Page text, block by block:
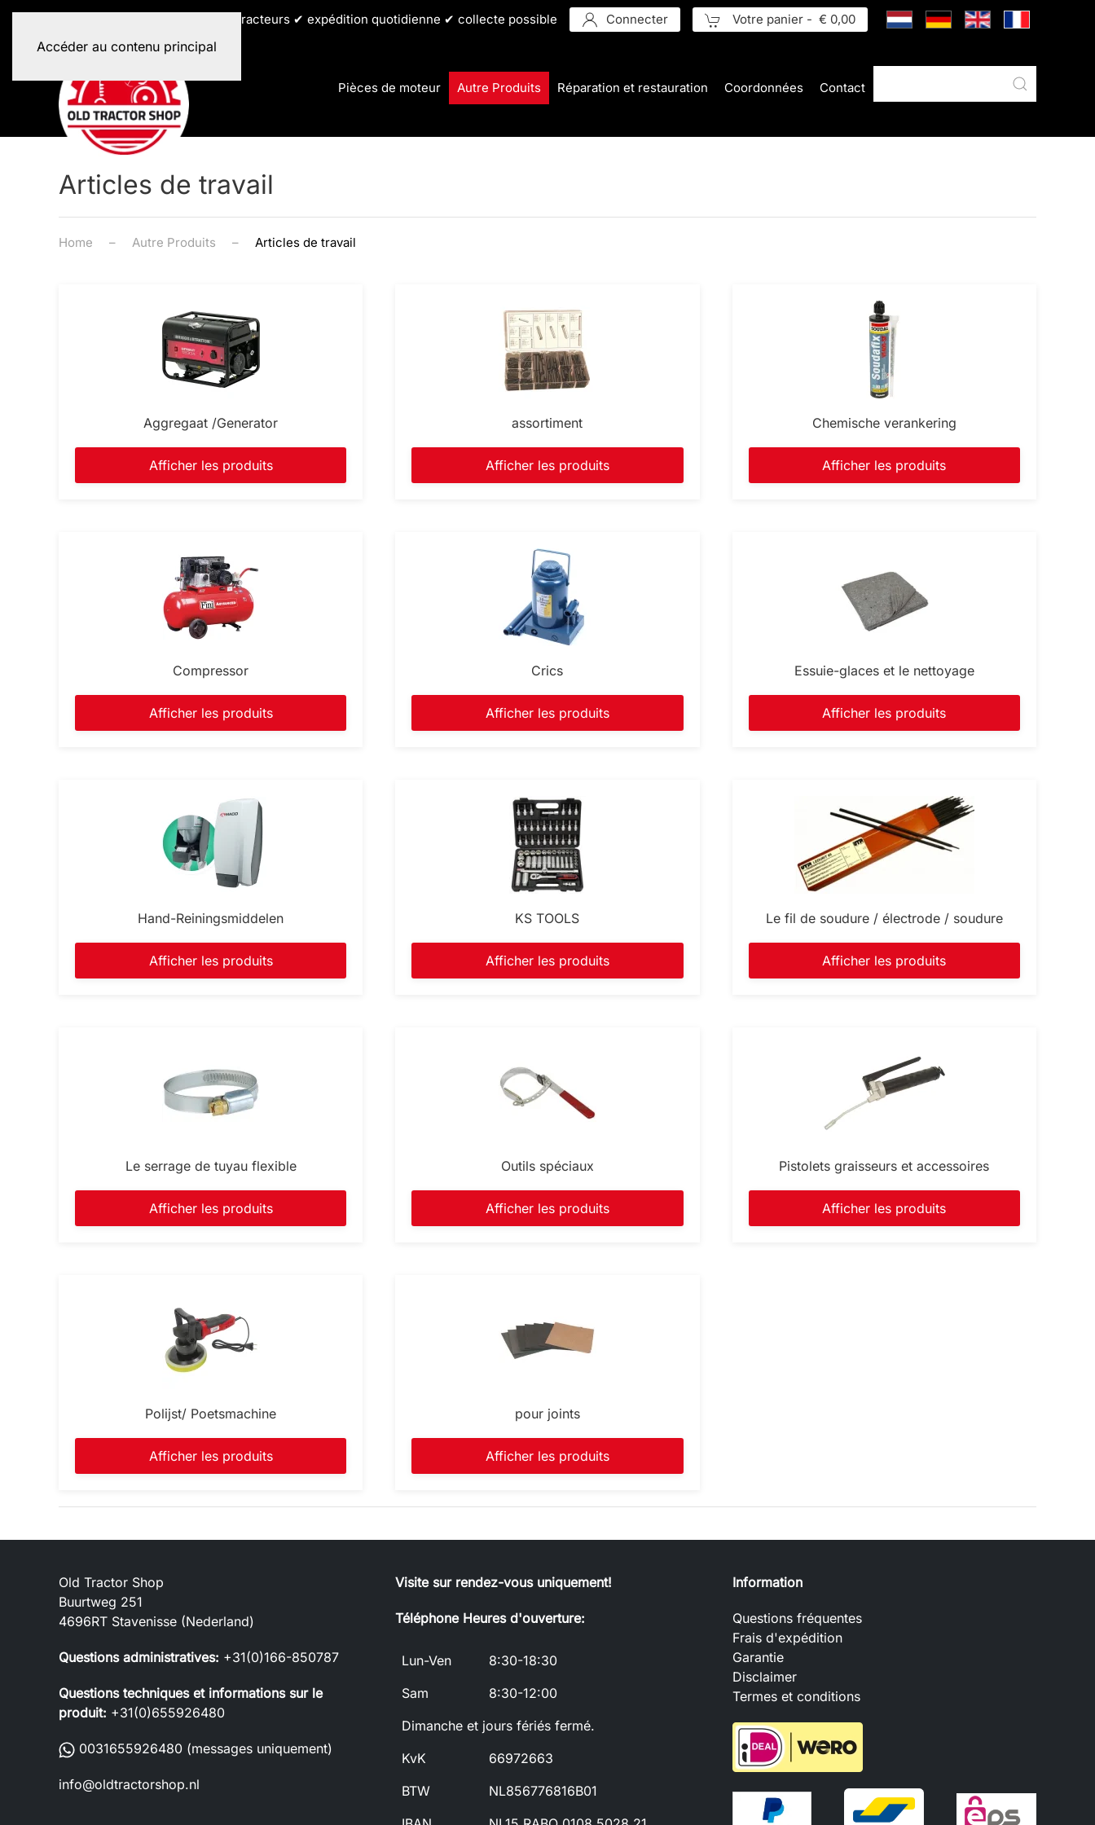
Accéder au contenu principal
✔ toutes les marques de tracteurs ✔ expédition quotidienne ✔ collecte possible Connecter Votre panier - € 0,00
Pièces de moteur Autre Produits Réparation et restauration Coordonnées Contact
Articles de travail
Home Autre Produits Articles de travail
Aggregaat /Generator
Afficher les produits
assortiment
Afficher les produits
Chemische verankering
Afficher les produits
Compressor
Afficher les produits
Crics
Afficher les produits
Essuie-glaces et le nettoyage
Afficher les produits
Hand-Reiningsmiddelen
Afficher les produits
KS TOOLS
Afficher les produits
Le fil de soudure / électrode / soudure
Afficher les produits
Le serrage de tuyau flexible
Afficher les produits
Outils spéciaux
Afficher les produits
Pistolets graisseurs et accessoires
Afficher les produits
Polijst/ Poetsmachine
Afficher les produits
pour joints
Afficher les produits
Old Tractor Shop
Buurtweg 251
4696RT Stavenisse (Nederland)
Questions administratives: +31(0)166-850787
Questions techniques et informations sur le
produit: +31(0)655926480
0031655926480 (messages uniquement)
info@oldtractorshop.nl
Visite sur rendez-vous uniquement!
Téléphone Heures d'ouverture:
Lun-Ven
8:30-18:30
Sam
8:30-12:00
Dimanche et jours fériés fermé.
KvK
66972663
BTW
NL856776816B01
Information
Questions fréquentes
Frais d'expédition
Garantie
Disclaimer
Termes et conditions